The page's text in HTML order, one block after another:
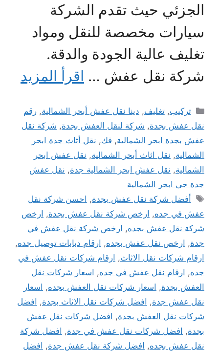
الجزئي حيث تقدم الشركة
سيارات مخصصة للنقل ومواد
تغليف عالية الجودة والدقة.
شركة نقل عفش … اقرأ المزيد
التصنيفات
تركيب,تغليف, دينا نقل عفش أبحر الشمالية,رقم
نقل عفش بجدة, شركة لنقل العفش بجدة, شركة نقل
عفش بجدة ابحر الشمالية, فك, نقل أثاث جدة ابحر
الشمالية, نقل اثاث أبحر الشمالية, نقل عفش ابحر
الشمالية, نقل عفش ابحر الشمالية جدة, نقل عفش
جدة حى ابحر الشمالية
الوسوم
أفضل شركة نقل عفش بجدة, احسن شركة نقل
عفش في جده, ارخص شركة نقل عفش بجدة, ارخص
شركة نقل عفش بجده, ارخص شركة نقل عفش في
جدة, ارخص نقل عفش بجده, ارقام دبابات توصيل جده,
ارقام شركات نقل الاثاث, ارقام شركات نقل عفش في
جده, ارقام نقل عفش في جده, اسعار شركات نقل
العفش بجدة, اسعار شركات نقل العفش بجده, اسعار
نقل عفش جدة, افضل شركات نقل الاثاث بجدة, افضل
شركات نقل العفش بجدة, افضل شركات نقل عفش
بجدة, افضل شركات نقل عفش في جدة, افضل شركة
نقل عفش بجده, افضل شركة نقل عفش جدة, افضل